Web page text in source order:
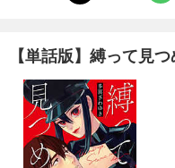
【単話版】縛って見